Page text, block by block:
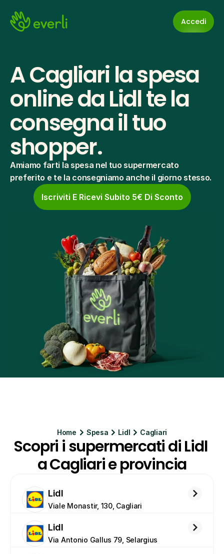
Accedi
A Cagliari la spesa
online da Lidl te la
consegna il tuo
shopper.
Amiamo farti la spesa nel tuo supermercato
preferito e te la consegniamo anche il giorno stesso.
Iscriviti E Ricevi Subito 5€ Di Sconto
Home Spesa Lidl Cagliari
Scopri i supermercati di Lidl
a Cagliari e provincia
Lidl
Viale Monastir, 130, Cagliari
Lidl
Via Antonio Gallus 79, Selargius